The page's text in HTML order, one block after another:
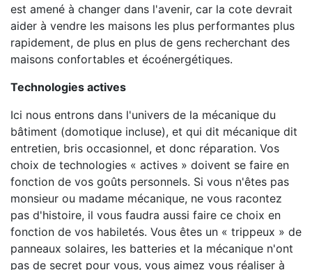
est amené à changer dans l'avenir, car la cote devrait
aider à vendre les maisons les plus performantes plus
rapidement, de plus en plus de gens recherchant des
maisons confortables et écoénergétiques.
Technologies actives
Ici nous entrons dans l'univers de la mécanique du
bâtiment (domotique incluse), et qui dit mécanique dit
entretien, bris occasionnel, et donc réparation. Vos
choix de technologies « actives » doivent se faire en
fonction de vos goûts personnels. Si vous n'êtes pas
monsieur ou madame mécanique, ne vous racontez
pas d'histoire, il vous faudra aussi faire ce choix en
fonction de vos habiletés. Vous êtes un « trippeux » de
panneaux solaires, les batteries et la mécanique n'ont
pas de secret pour vous, vous aimez vous réaliser à